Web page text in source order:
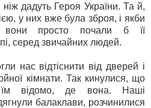
дадуть Героя України. Та й,
у них вже була зброя, і якби
вони просто почали б її
серед звичайних людей.
нас відтіснити від дверей і
кімнати. Так кинулися, що
відомо, де вона. Наші
балаклави, розчинилися